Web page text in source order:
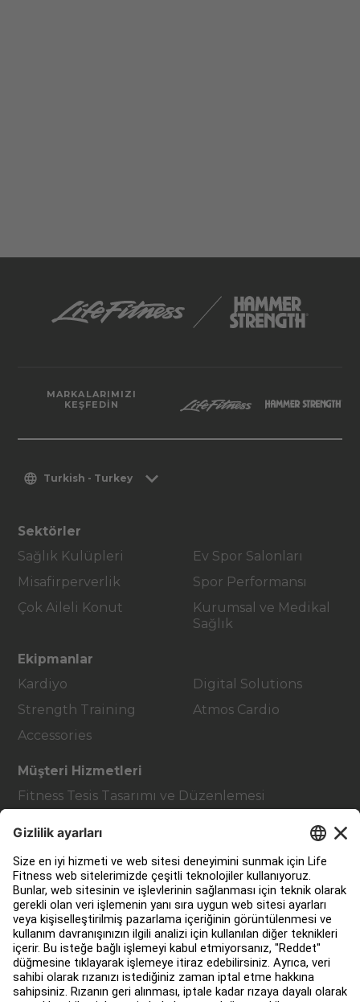
MARKALARIMIZI
KEŞFEDIN
Turkish - Turkey
Sektörler
Sağlık Kulüpleri
Misafirperverlik
Çok Aileli Konut
Ev Spor Salonları
Spor Performansı
Kurumsal ve Medikal
Sağlık
Ekipmanlar
Kardiyo
Strength Training
Accessories
Digital Solutions
Atmos Cardio
Müşteri Hizmetleri
Fitness Tesis Tasarımı ve Düzenlemesi
Hakkında
Bir Distribütör Bul
Mağaza bul
Yasal
Erişilebilirlik